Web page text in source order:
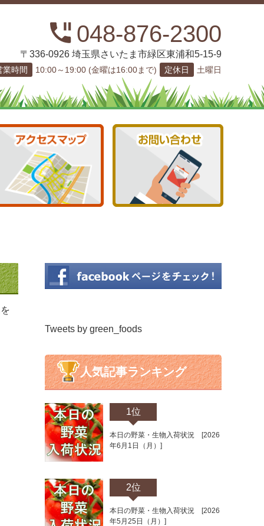
048-876-2300
〒336-0926 埼玉県さいたま市緑区東浦和5-15-9
業時間 10:00～19:00 (金曜は16:00まで) 定休日 土曜日
Tweets by green_foods
人気記事ランキング
1位
本日の野菜・生物入荷状況 [2026
年6月1日（月）]
2位
本日の野菜・生物入荷状況 [2026
年5月25日（月）]